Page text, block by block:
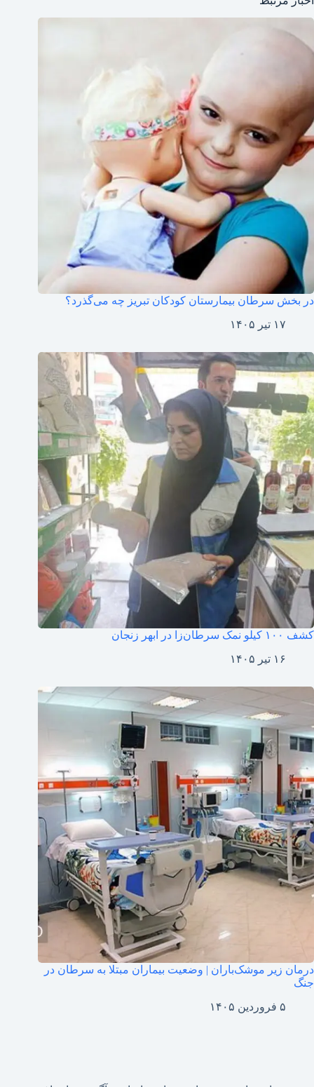
در بخش سرطان بیمارستان کودکان تبریز چه می‌گذرد؟
۱۷ تیر ۱۴۰۵
کشف ۱۰۰ کیلو نمک سرطان‌زا در ابهر زنجان
۱۶ تیر ۱۴۰۵
درمان زیر موشک‌باران | وضعیت بیماران مبتلا به سرطان در
جنگ
۵ فروردین ۱۴۰۵